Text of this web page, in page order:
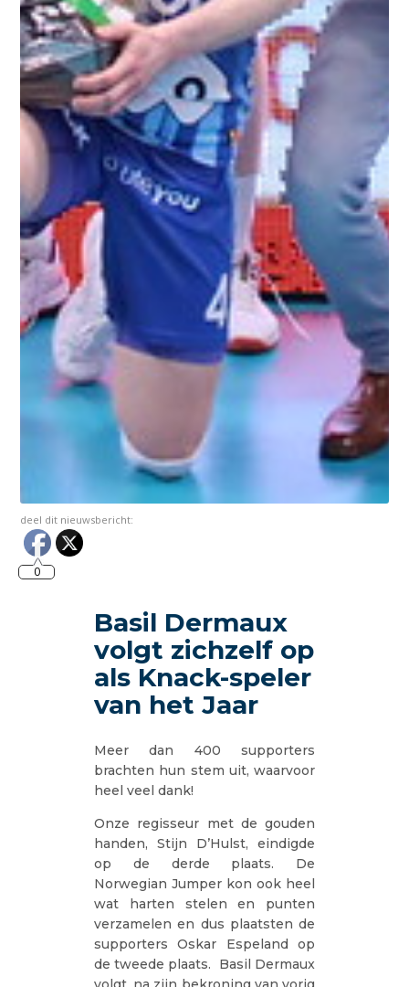
deel dit nieuwsbericht:
0
Basil Dermaux
volgt zichzelf op
als Knack-speler
van het Jaar
Meer dan 400 supporters
brachten hun stem uit, waarvoor
heel veel dank!
Onze regisseur met de gouden
handen, Stijn D’Hulst, eindigde
op de derde plaats. De
Norwegian Jumper kon ook heel
wat harten stelen en punten
verzamelen en dus plaatsten de
supporters Oskar Espeland op
de tweede plaats. Basil Dermaux